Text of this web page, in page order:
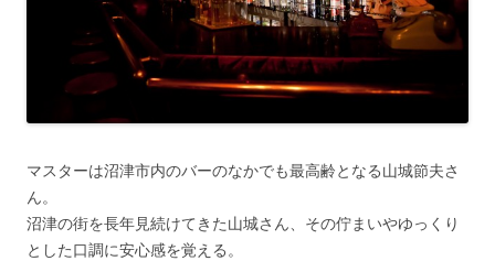
マスターは沼津市内のバーのなかでも最高齢となる山城節夫さ
ん。
沼津の街を長年見続けてきた山城さん、その佇まいやゆっくり
とした口調に安心感を覚える。